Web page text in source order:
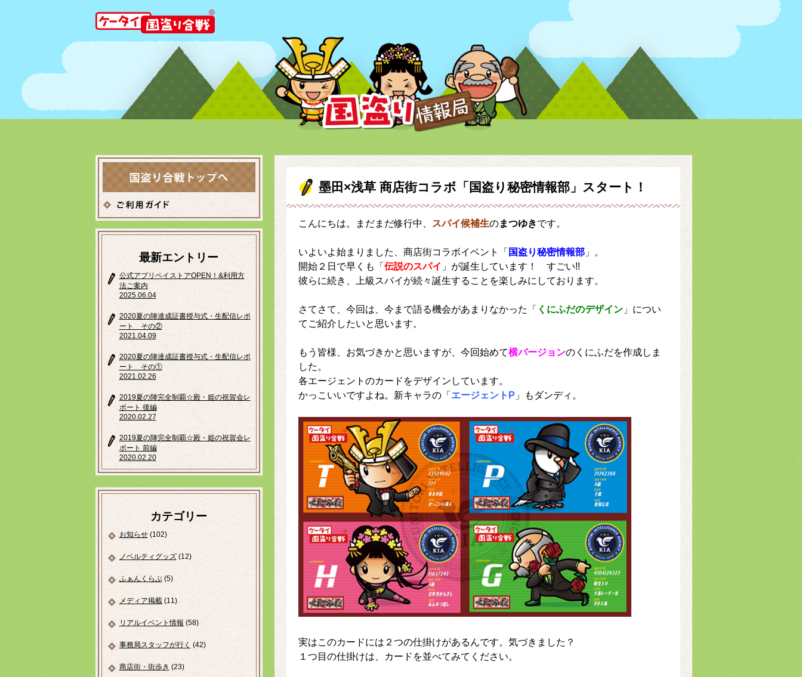
最新エントリー
公式アプリペイストアOPEN！&利用方
法ご案内
2025.06.04
2020夏の陣達成証書授与式・生配信レポ
ート その②
2021.04.09
2020夏の陣達成証書授与式・生配信レポ
ート その①
2021.02.26
2019夏の陣完全制覇☆殿・姫の祝賀会レ
ポート 後編
2020.02.27
2019夏の陣完全制覇☆殿・姫の祝賀会レ
ポート 前編
2020.02.20
カテゴリー
お知らせ(102)
ノベルティグッズ(12)
ふぁんくらぶ(5)
メディア掲載(11)
リアルイベント情報 (58)
事務局スタッフが行く (42)
商店街・街歩き (23)
墨田×浅草 商店街コラボ「国盗り秘密情報部」スタート！
こんにちは。まだまだ修行中、 スパイ候補生のまつゆきです。
いよいよ始まりました、商店街コラボイベント「 国盗り秘密情報部」。
開始２日で早くも「 伝説のスパイ 」が誕生しています！ すごい!!
彼らに続き、上級スパイが続々誕生することを楽しみにしております。
さてさて、今回は、今まで語る機会があまりなかった「 くにふだのデザイン」につい
てご紹介したいと思います。
もう皆様、お気づきかと思いますが、今回始めて横バージョンのくにふだを作成しま
した。
各エージェントのカードをデザインしています。
かっこいいですよね。新キャラの「 エージェントP 」もダンディ。
実はこのカードには２つの仕掛けがあるんです。気づきました？
１つ目の仕掛けは、カードを並べてみてください。